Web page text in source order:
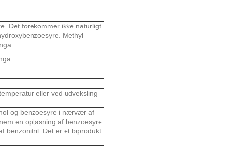
Det forekommer ikke naturligt
Methyl
eller ved udveksling
og benzoesyre i nærvær af
en opløsning af benzoesyre
benzonitril. Det er et biprodukt